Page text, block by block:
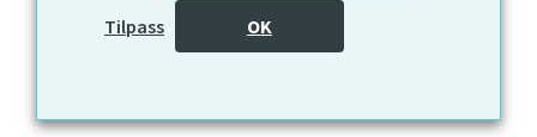
Tilpass OK